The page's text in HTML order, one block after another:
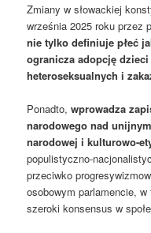
Zmiany w słowackiej
września 2025 roku przez
nie tylko definiuje płeć
ogranicza adopcję dzieci
heteroseksualnych i
Ponadto,wprowadza
narodowego nad
narodowej i kulturowo-
populistyczno-
przeciwko
osobowym parlamencie,
szeroki konsensus w